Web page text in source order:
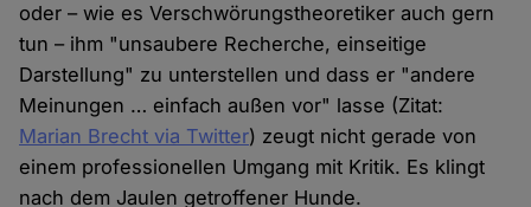
oder – wie es Verschwörungstheoretiker auch gern
tun – ihm "unsaubere Recherche, einseitige
Darstellung" zu unterstellen und dass er "andere
Meinungen … einfach außen vor" lasse (Zitat:
Marian Brecht via Twitter) zeugt nicht gerade von
einem professionellen Umgang mit Kritik. Es klingt
nach dem Jaulen getroffener Hunde.